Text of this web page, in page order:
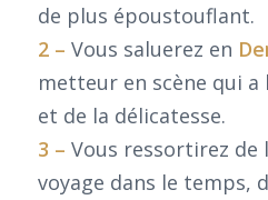
de plus époustouflant.
2 – Vous saluerez en
metteur en scène qui a
et de la délicatesse.
3 – Vous ressortirez de
voyage dans le temps,